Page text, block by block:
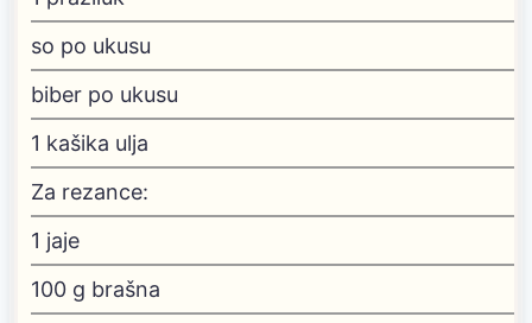
so po ukusu
biber po ukusu
1 kašika ulja
Za rezance:
1 jaje
100 g brašna